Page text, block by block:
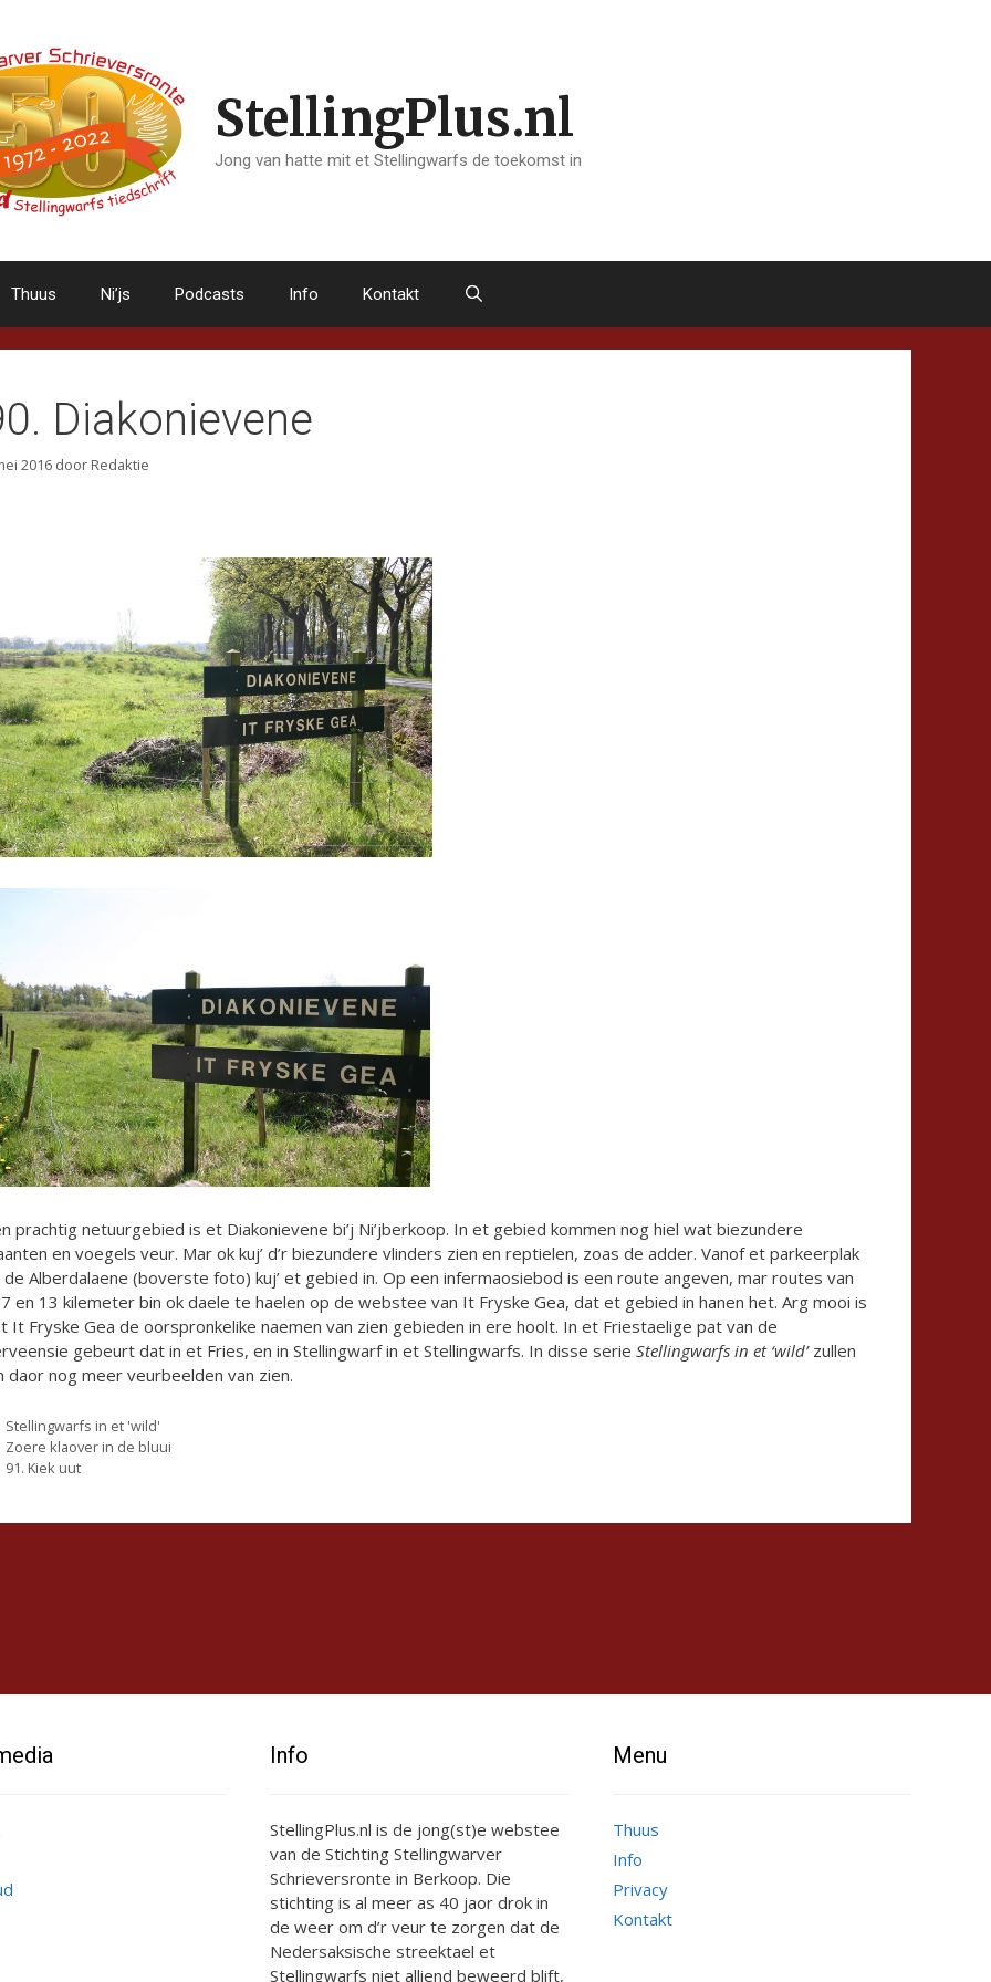
StellingPlus.nl
Jong van hatte mit et Stellingwarfs de toekomst in
Thuus Ni’js Podcasts Info Kontakt
Diakonievene
2016 door Redaktie
prachtig netuurgebied is et Diakonievene bi’j Ni’jberkoop. In et gebied kommen nog hiel wat biezundere
en voegels veur. Mar ok kuj’ d’r biezundere vlinders zien en reptielen, zoas de adder. Vanof et parkeerplak
de Alberdalaene (boverste foto) kuj’ et gebied in. Op een infermaosiebod is een route angeven, mar routes van
en 13 kilemeter bin ok daele te haelen op de webstee van It Fryske Gea, dat et gebied in hanen het. Arg mooi is
It Fryske Gea de oorspronkelike naemen van zien gebieden in ere hoolt. In et Friestaelige pat van de
gebeurt dat in et Fries, en in Stellingwarf in et Stellingwarfs. In disse serie Stellingwarfs in et ‘wild’ zullen
daor nog meer veurbeelden van zien.
Categorieën
Stellingwarfs in et 'wild'
Zoere klaover in de bluui
91. Kiek uut
Info
StellingPlus.nl is de jong(st)e webstee
van de Stichting Stellingwarver
Schrieversronte in Berkoop. Die
stichting is al meer as 40 jaor drok in
de weer om d’r veur te zorgen dat de
Nedersaksische streektael et
Stellingwarfs niet alliend beweerd blift,
Menu
Thuus
Info
Privacy
Kontakt